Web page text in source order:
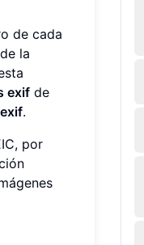
de cada
la
exif de
.
por